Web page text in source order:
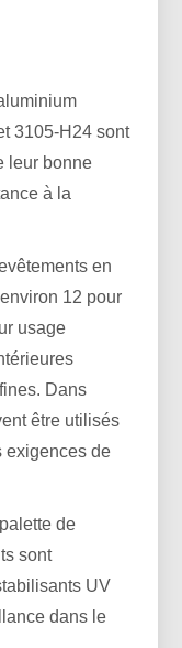
3105-H24 sont
leur bonne
à la
en
12 pour
usage
Dans
être utilisés
exigences de
de
sont
UV
dans le